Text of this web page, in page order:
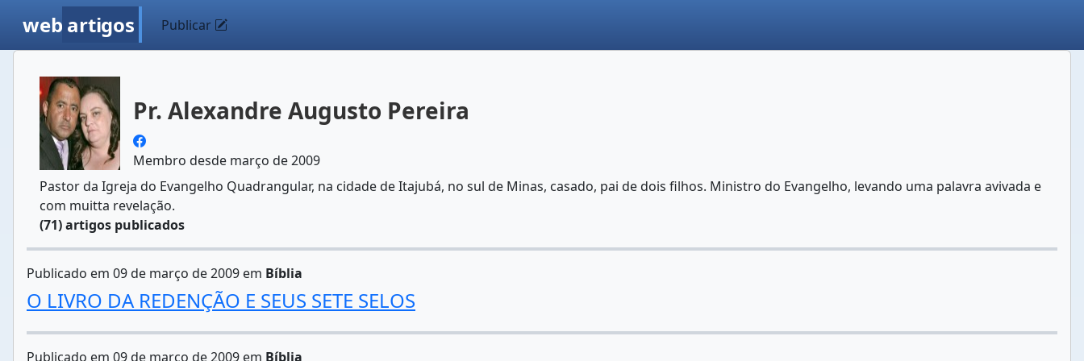
web artigos Publicar
Pr. Alexandre Augusto Pereira
Membro desde março de 2009
Pastor da Igreja do Evangelho Quadrangular, na cidade de Itajubá, no sul de Minas, casado, pai de dois filhos. Ministro do Evangelho, levando uma palavra avivada e
com muitta revelação.
(71) artigos publicados
Publicado em 09 de março de 2009 em Bíblia
O LIVRO DA REDENÇÃO E SEUS SETE SELOS
Publicado em 09 de março de 2009 em Bíblia